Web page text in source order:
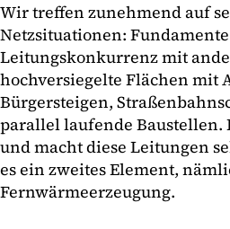
Wir treffen zunehmend auf
Netzsituationen:
Leitungskonkurrenz mit
hochversiegelte Flächen mit
Bürgersteigen,
parallel laufende Baustellen.
und macht diese Leitungen
es ein zweites Element,
Fernwärmeerzeugung.